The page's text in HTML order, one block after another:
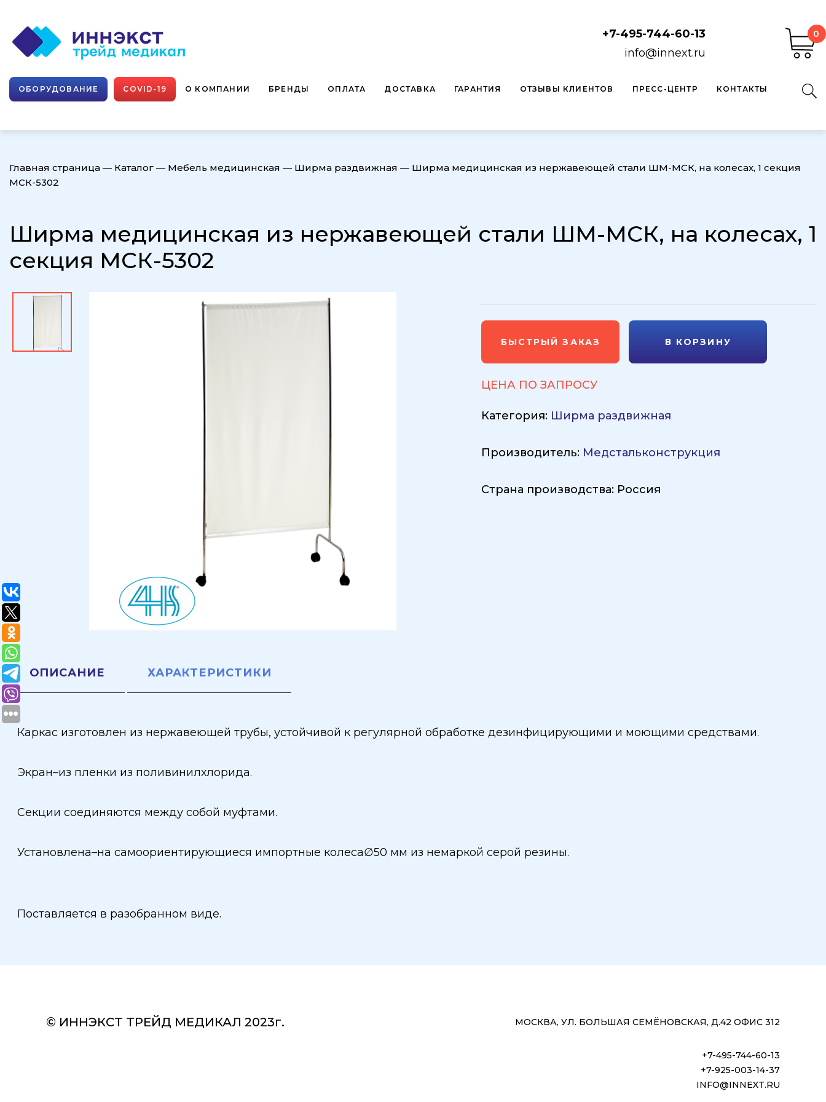
+7-495-744-60-13
info@innext.ru
0
ОБОРУДОВАНИЕ COVID-19 О КОМПАНИИ БРЕНДЫ ОПЛАТА ДОСТАВКА ГАРАНТИЯ ОТЗЫВЫ КЛИЕНТОВ ПРЕСС-ЦЕНТР КОНТАКТЫ
Главная страница — Каталог — Мебель медицинская — Ширма раздвижная — Ширма медицинская из нержавеющей стали ШМ-МСК, на колесах, 1 секция
МСК-5302
Ширма медицинская из нержавеющей стали ШМ-МСК, на колесах, 1
секция МСК-5302
БЫСТРЫЙ ЗАКАЗ В КОРЗИНУ
ЦЕНА ПО ЗАПРОСУ
Категория: Ширма раздвижная
Производитель: Медстальконструкция
Страна производства: Россия
ОПИСАНИЕ
Каркас изготовлен из нержавеющей трубы, устойчивой к регулярной обработке дезинфицирующими и моющими средствами.
Экран–из пленки из поливинилхлорида.
Секции соединяются между собой муфтами.
Установлена–на самоориентирующиеся импортные колеса∅50 мм из немаркой серой резины.
Поставляется в разобранном виде.
ХАРАКТЕРИСТИКИ
© ИННЭКСТ ТРЕЙД МЕДИКАЛ 2023г. МОСКВА, УЛ. БОЛЬШАЯ СЕМЁНОВСКАЯ, Д.42 ОФИС 312
+7-495-744-60-13
+7-925-003-14-37
INFO@INNEXT.RU